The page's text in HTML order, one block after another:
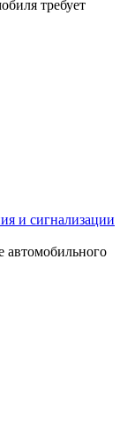
требует
и сигнализации
автомобильного